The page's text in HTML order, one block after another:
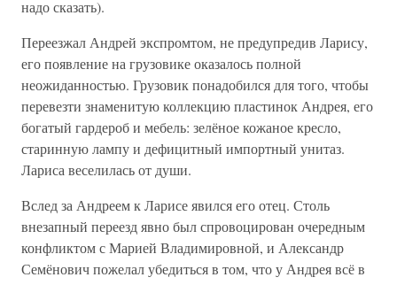
надо сказать).
Переезжал Андрей экспромтом, не предупредив Ларису,
его появление на грузовике оказалось полной
неожиданностью. Грузовик понадобился для того, чтобы
перевезти знаменитую коллекцию пластинок Андрея, его
богатый гардероб и мебель: зелёное кожаное кресло,
старинную лампу и дефицитный импортный унитаз.
Лариса веселилась от души.
Вслед за Андреем к Ларисе явился его отец. Столь
внезапный переезд явно был спровоцирован очередным
конфликтом с Марией Владимировной, и Александр
Семёнович пожелал убедиться в том, что у Андрея всё в